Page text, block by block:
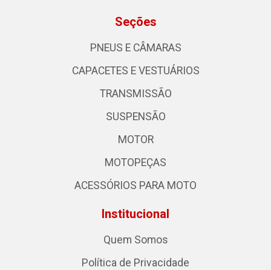
Seções
PNEUS E CÂMARAS
CAPACETES E VESTUÁRIOS
TRANSMISSÃO
SUSPENSÃO
MOTOR
MOTOPEÇAS
ACESSÓRIOS PARA MOTO
Institucional
Quem Somos
Política de Privacidade